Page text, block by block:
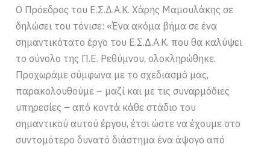
Ο Πρόεδρος του Ε.Σ.Δ.Α.Κ. Χάρης Μαμουλάκης σε
δηλώσει του τόνισε: «Ένα ακόμα βήμα σε ένα
σημαντικότατο έργο του Ε.Σ.Δ.Α.Κ. που θα καλύψει
το σύνολο της Π.Ε. Ρεθύμνου, ολοκληρώθηκε.
Προχωράμε σύμφωνα με το σχεδιασμό μας,
παρακολουθούμε – μαζί και με τις συναρμόδιες
υπηρεσίες – από κοντά κάθε στάδιο του
σημαντικού αυτού έργου, έτσι ώστε να έχουμε στο
συντομότερο δυνατό διάστημα ένα άψογο από